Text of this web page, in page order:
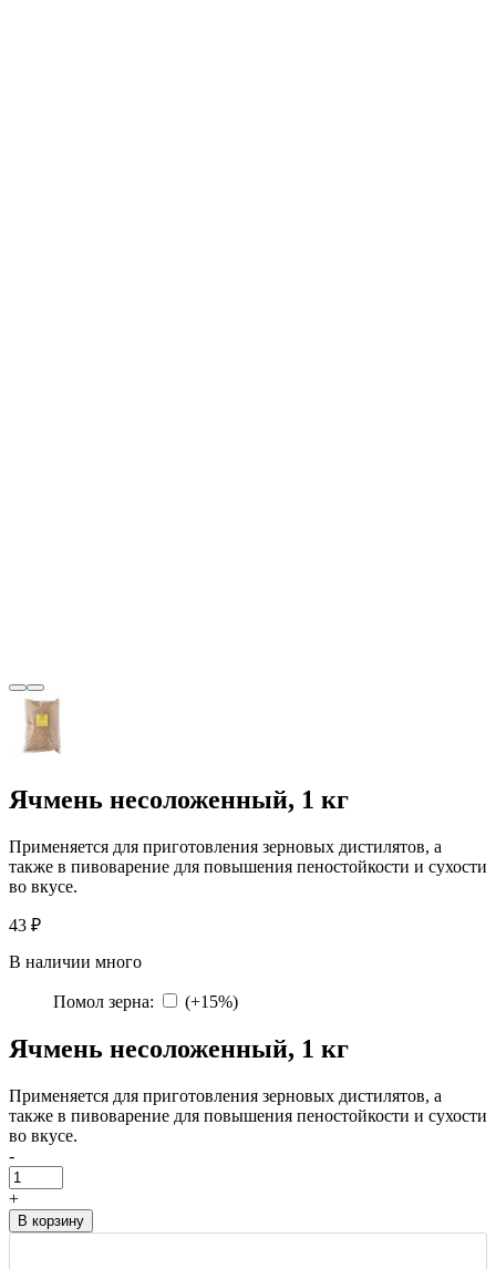
Ячмень несоложенный, 1 кг
Применяется для приготовления зерновых дистилятов, а
также в пивоварение для повышения пеностойкости и сухости
во вкусе.
43 ₽
В наличии много
Помол зерна: (+15%)
Ячмень несоложенный, 1 кг
Применяется для приготовления зерновых дистилятов, а
также в пивоварение для повышения пеностойкости и сухости
во вкусе.
-
+